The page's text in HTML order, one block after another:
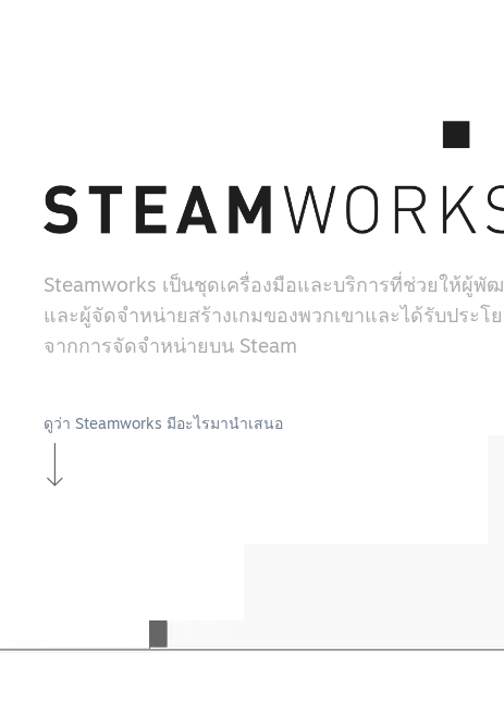
Steamworks เป็นชุดเครื่องมือและบริการที่ช่วยให้ผู้พั
และผู้จัดจำหน่ายสร้างเกมของพวกเขาและได้รับประโ
จากการจัดจำหน่ายบน Steam
ดูว่า Steamworks มีอะไรมานำเสนอ